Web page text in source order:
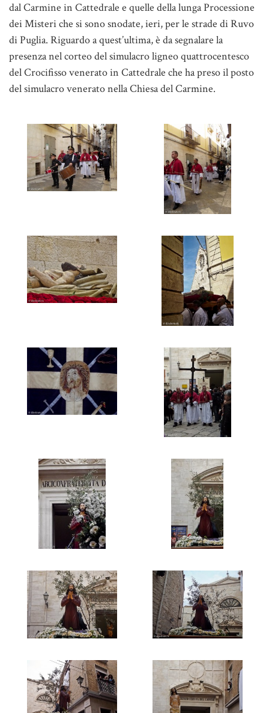
dal Carmine in Cattedrale e quelle della lunga Processione
dei Misteri che si sono snodate, ieri, per le strade di Ruvo
di Puglia. Riguardo a quest’ultima, è da segnalare la
presenza nel corteo del simulacro ligneo quattrocentesco
del Crocifisso venerato in Cattedrale che ha preso il posto
del simulacro venerato nella Chiesa del Carmine.